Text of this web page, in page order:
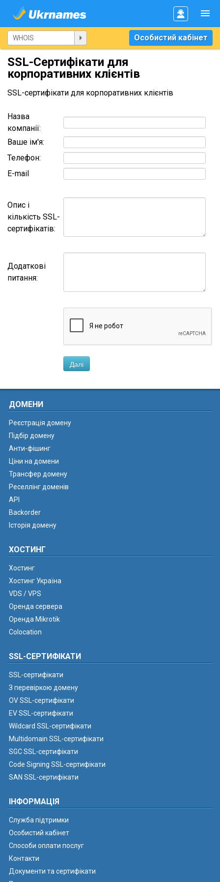
Особистий кабінет
SSL-Сертифікати для
корпоративних клієнтів
SSL-сертифікати для корпоративних клієнтів
Назва
компанії:
Ваше ім'я:
Телефон:
E-mail
Опис і
кількість SSL-
сертифікатів:
Додаткові
питання:
Далі
ДОМЕНИ
Реєстрація домену
Підбір домену
Анти-фішинг
Ціни на домени
Трансфер домену
Реселлінг доменів
API
Backorder
Історія домену
ХОСТИНГ
Хостинг
Хостинг Україна
VDS / VPS
Оренда сервера
Оренда Mikrotik
Colocation
SSL-СЕРТИФІКАТИ
SSL-сертифікати
З перевіркою домену
OV SSL-сертифікати
EV SSL-сертифікати
Wildcard SSL-сертифікати
Multidomain SSL-сертифікати
SGC SSL-сертифікати
Code Signing SSL-сертифікати
SAN SSL-сертифікати
ІНФОРМАЦІЯ
Служба підтримки
Особистий кабінет
Способи оплати послуг
Контакти
Документи та сертифікати